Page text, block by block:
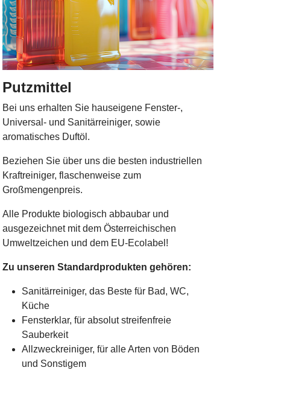
Putzmittel
Bei uns erhalten Sie hauseigene Fenster-,
Universal- und Sanitärreiniger, sowie
aromatisches Duftöl.
Beziehen Sie über uns die besten industriellen
Kraftreiniger, flaschenweise zum
Großmengenpreis.
Alle Produkte biologisch abbaubar und
ausgezeichnet mit dem Österreichischen
Umweltzeichen und dem EU-Ecolabel!
Zu unseren Standardprodukten gehören:
Sanitärreiniger, das Beste für Bad, WC,
Küche
Fensterklar, für absolut streifenfreie
Sauberkeit
Allzweckreiniger, für alle Arten von Böden
und Sonstigem